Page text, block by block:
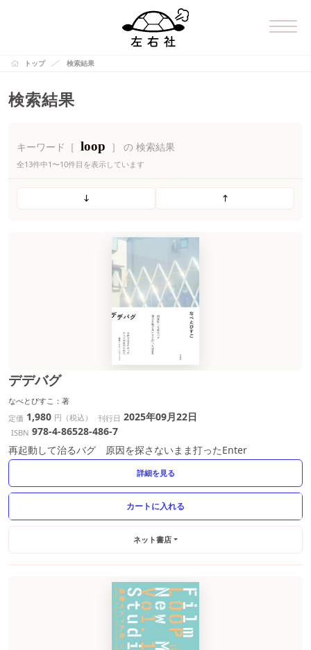
トップ 検索結果
検索結果
キーワード［ loop ］ の 検索結果
全13件中1〜10件目を表示しています
デデバグ
なべとびすこ：著
定価 1,980 円（税込） 刊行日 2025年09月22日
ISBN 978-4-86528-486-7
再起動して治るバグ 原因を探さないまま打ったEnter
詳細を見る
ネット書店